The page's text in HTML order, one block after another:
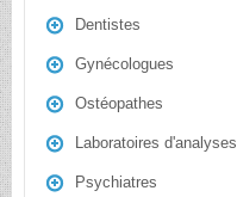
Dentistes
Gynécologues
Ostéopathes
Laboratoires d'analyses
Psychiatres